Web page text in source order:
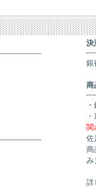
決
銀
商
関
佐
商
み
詳